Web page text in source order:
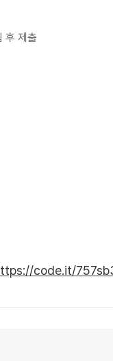
제출
code.it/